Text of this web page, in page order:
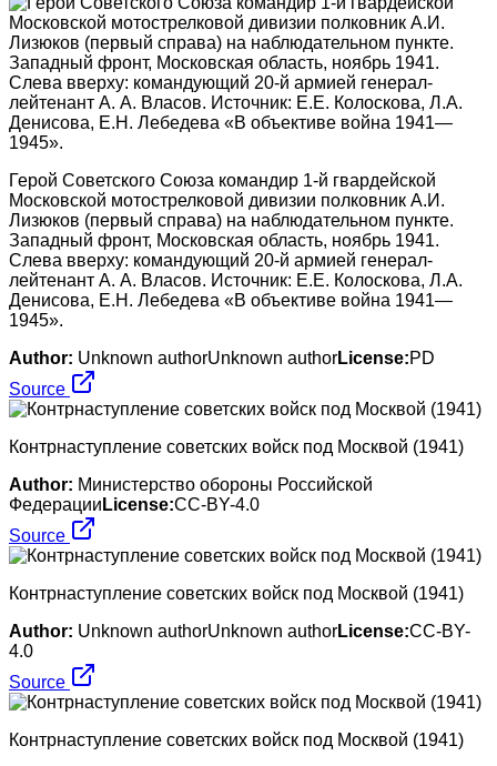
Герой Советского Союза командир 1-й гвардейской
Московской мотострелковой дивизии полковник А.И.
Лизюков (первый справа) на наблюдательном пункте.
Западный фронт, Московская область, ноябрь 1941.
Слева вверху: командующий 20-й армией генерал-
лейтенант А. А. Власов. Источник: E.E. Колоскова, Л.А.
Денисова, Е.Н. Лебедева «В объективе война 1941—
1945».
Author: Unknown authorUnknown authorLicense:PD
Source
Контрнаступление советских войск под Москвой (1941)
Author: Министерство обороны Российской
Федерации License:CC-BY-4.0
Source
Контрнаступление советских войск под Москвой (1941)
Author: Unknown authorUnknown authorLicense:CC-BY-
4.0
Source
Контрнаступление советских войск под Москвой (1941)